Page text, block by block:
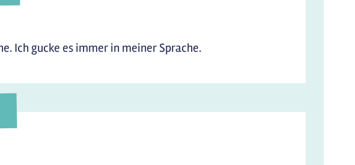
Ich gucke es immer in meiner Sprache.